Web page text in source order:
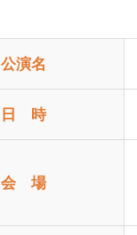
公演名
日 時
会 場